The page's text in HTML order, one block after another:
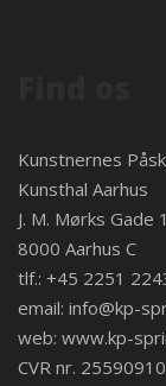
Kunstnernes
Kunsthal Aarhus
J. M. Mørks Gade
8000 Aarhus C
tlf.: +45 2251
email: info@kp-
web: www.kp-
CVR nr. 25590910